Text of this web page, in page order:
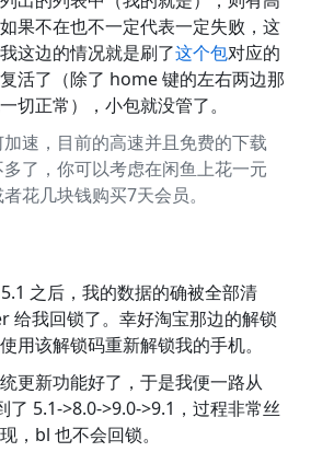
果不在也不一定代表一定失败，这
这边的情况就是刷了这个包对应的
活了（除了 home 键的左右两边那
切正常），小包就没管了。
速，目前的高速并且免费的下载
了，你可以考虑在闲鱼上花一元
花几块钱购买7天会员。
之后，我的数据的确被全部清
给我回锁了。幸好淘宝那边的解锁
用该解锁码重新解锁我的手机。
更新功能好了，于是我便一路从
了 5.1->8.0->9.0->9.1，过程非常丝
，bl 也不会回锁。